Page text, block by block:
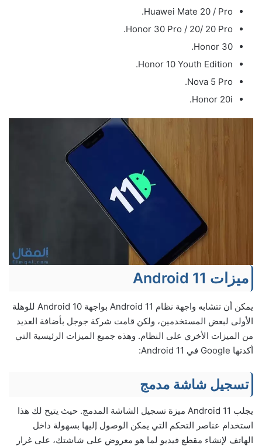
Huawei Mate 20 / Pro.
Honor 30 Pro / 20/ 20 Pro.
Honor 30.
Honor 10 Youth Edition.
Nova 5 Pro.
Honor 20i.
ميزات Android 11
يمكن أن تتشابه واجهة نظام Android 11 بواجهة Android 10 للوهلة
الأولى لبعض المستخدمين، ولكن قامت شركة جوجل بأضافة العديد
من الميزات الأخري على النظام. وهذه جميع الميزات الرئيسية التي
أكدتها Google في Android 11:
تسجيل شاشة مدمج
يجلب Android 11 ميزة تسجيل الشاشة المدمج. حيث يتيح لك هذا
استخدام عناصر التحكم التي يمكن الوصول إليها بسهولة داخل
الهاتف لإنشاء مقطع فيديو لما هو معروض على شاشتك، على غرار